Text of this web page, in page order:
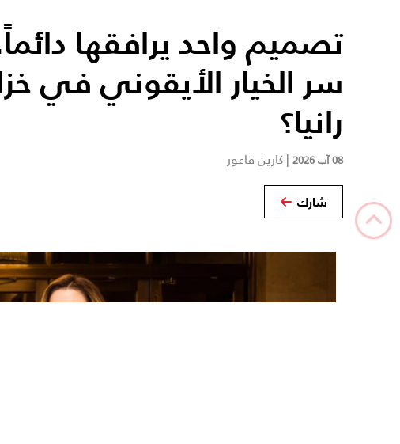
تصميم واحد يرافقها
سر الخيار الأيقوني في
رانيا؟
08 آب 2026 | كارين فاعور
شارك